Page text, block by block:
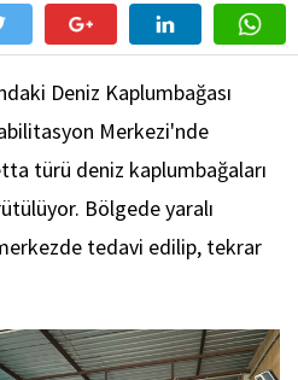
Deniz Kaplumbağası
Merkezi'nde
türü deniz kaplumbağaları
Bölgede yaralı
tedavi edilip, tekrar